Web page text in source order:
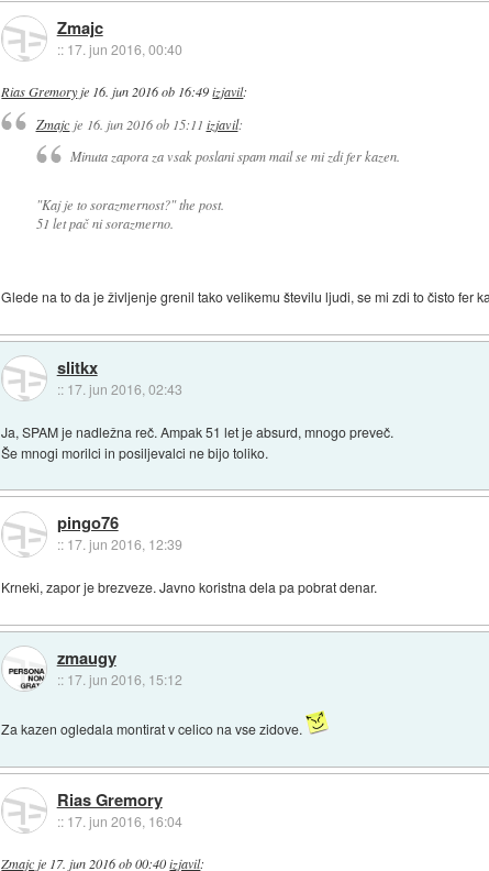
Zmajc
:: 17. jun 2016, 00:40
Rias Gremoryje 16. jun 2016 ob 16:49 izjavil:
Zmajc je 16. jun 2016 ob 15:11 izjavil:
Minuta zapora za vsak poslani spam mail se mi zdi fer kazen.
"Kaj je to sorazmernost?" the post.
51 let pač ni sorazmerno.
Glede na to da je življenje grenil tako velikemu številu ljudi, se mi zdi to čisto fer
slitkx
:: 17. jun 2016, 02:43
Ja, SPAM je nadležna reč. Ampak 51 let je absurd, mnogo preveč.
Še mnogi morilci in posiljevalci ne bijo toliko.
pingo76
:: 17. jun 2016, 12:39
Krneki, zapor je brezveze. Javno koristna dela pa pobrat denar.
zmaugy
:: 17. jun 2016, 15:12
Za kazen ogledala montirat v celico na vse zidove.
Rias Gremory
:: 17. jun 2016, 16:04
Zmajc je 17. jun 2016 ob 00:40 izjavil: